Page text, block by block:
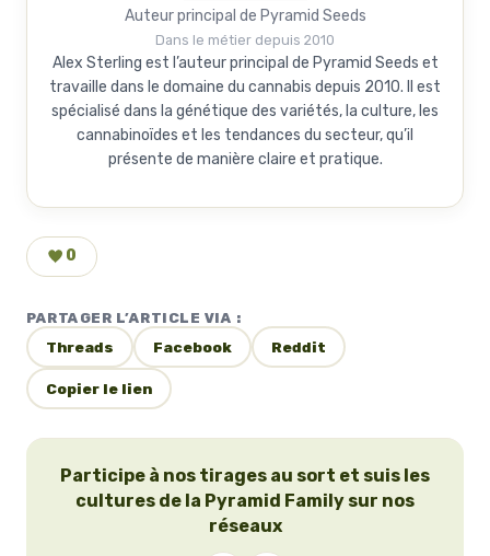
Auteur principal de Pyramid Seeds
Dans le métier depuis 2010
Alex Sterling est l’auteur principal de Pyramid Seeds et
travaille dans le domaine du cannabis depuis 2010. Il est
spécialisé dans la génétique des variétés, la culture, les
cannabinoïdes et les tendances du secteur, qu’il
présente de manière claire et pratique.
0
PARTAGER L’ARTICLE VIA :
Threads Facebook Reddit
Copier le lien
Participe à nos tirages au sort et suis les
cultures de la Pyramid Family sur nos
réseaux